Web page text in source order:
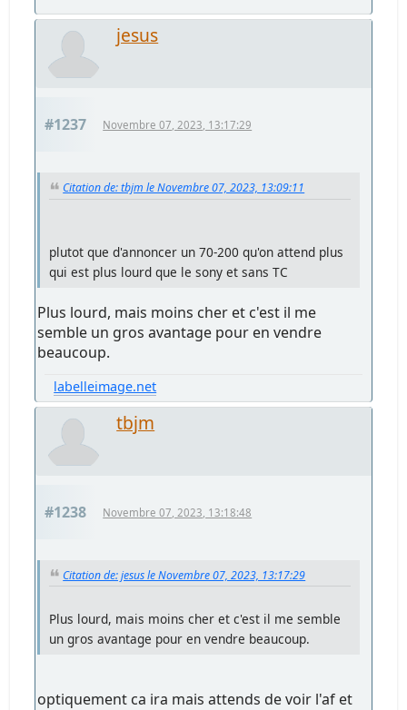
jesus
#1237 Novembre 07, 2023, 13:17:29
Citation de: tbjm le Novembre 07, 2023, 13:09:11
plutot que d'annoncer un 70-200 qu'on attend plus
qui est plus lourd que le sony et sans TC
Plus lourd, mais moins cher et c'est il me
semble un gros avantage pour en vendre
beaucoup.
labelleimage.net
tbjm
#1238 Novembre 07, 2023, 13:18:48
Citation de: jesus le Novembre 07, 2023, 13:17:29
Plus lourd, mais moins cher et c'est il me semble
un gros avantage pour en vendre beaucoup.
optiquement ca ira mais attends de voir l'af et